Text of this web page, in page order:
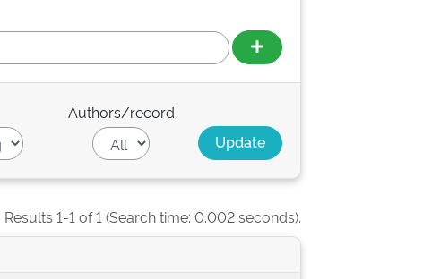
Authors/record
Results 1-1 of 1 (Search time: 0.002 seconds).